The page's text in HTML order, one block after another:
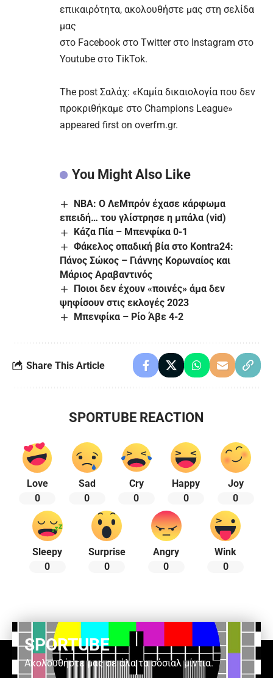
επικαιρότητα, ακολουθήστε μας στη σελίδα
μας
στο Facebook στο Twitterστο Instagram στο
Youtube στο TikTok.
The post Σαλάχ: «Καμία δικαιολογία που δεν
προκριθήκαμε στο Champions League»
appeared first on overfm.gr.
You Might Also Like
NBA: Ο ΛεΜπρόν έχασε κάρφωμα
επειδή… του γλίστρησε η μπάλα (vid)
Κάζα Πία – Μπενφίκα 0-1
Φάκελος οπαδική βία στο Kontra24:
Πάνος Σώκος – Γιάννης Κορωναίος και
Μάριος Αραβαντινός
Ποιοι δεν έχουν «ποινές» άμα δεν
ψηφίσουν στις εκλογές 2023
Μπενφίκα – Ρίο Άβε 4-2
Share This Article
SPORTUBE REACTION
Love
0
Sad
0
Cry
0
Happy
0
Joy
0
Sleepy
0
Surprise
0
Angry
0
Wink
0
SPORTUBE
Ακολουθήστε μας σε όλα τα σόσιαλ μίντια.